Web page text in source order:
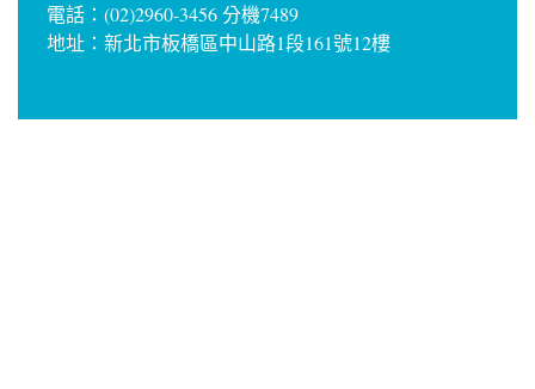
電話：(02)2960-3456 分機7489
地址：新北市板橋區中山路1段161號12樓